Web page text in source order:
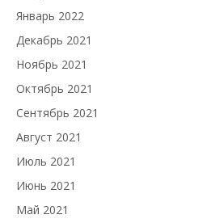
Январь 2022
Декабрь 2021
Ноябрь 2021
Октябрь 2021
Сентябрь 2021
Август 2021
Июль 2021
Июнь 2021
Май 2021